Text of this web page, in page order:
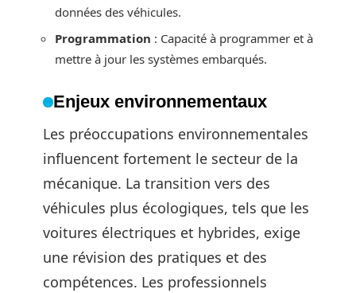
données des véhicules.
Programmation : Capacité à programmer et à
mettre à jour les systèmes embarqués.
Enjeux environnementaux
Les préoccupations environnementales
influencent fortement le secteur de la
mécanique. La transition vers des
véhicules plus écologiques, tels que les
voitures électriques et hybrides, exige
une révision des pratiques et des
compétences. Les professionnels